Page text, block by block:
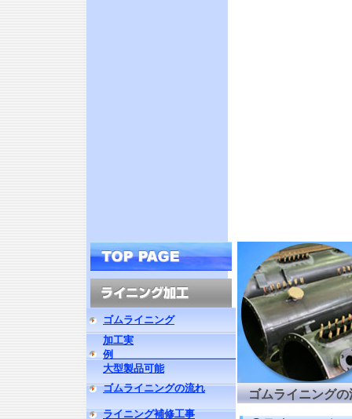
ゴムライニング
加工実
例
大型製品可能
ゴムライニングの流れ
ライニング補修工事
ゴムライニングの